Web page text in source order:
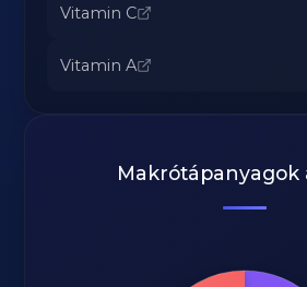
Vitamin C
Vitamin A
Makrótápanyagok